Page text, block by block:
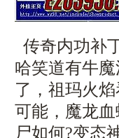
传奇内功补
哈笑道有牛
了，祖玛火
可能，魔龙
尸如何?变态